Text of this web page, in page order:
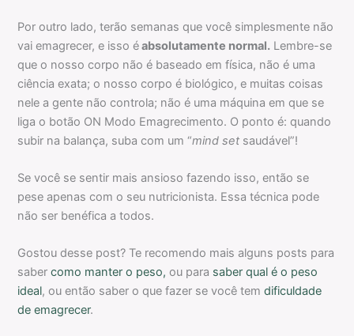
Por outro lado, terão semanas que você simplesmente não
vai emagrecer, e isso éabsolutamente normal. Lembre-se
que o nosso corpo não é baseado em física, não é uma
ciência exata; o nosso corpo é biológico, e muitas coisas
nele a gente não controla; não é uma máquina em que se
liga o botão ON Modo Emagrecimento. O ponto é: quando
subir na balança, suba com um “mind set saudável”!
Se você se sentir mais ansioso fazendo isso, então se
pese apenas com o seu nutricionista. Essa técnica pode
não ser benéfica a todos.
Gostou desse post? Te recomendo mais alguns posts para
sabercomo manter o peso, ou para saber qual é o peso
ideal, ou então saber o que fazer se você temdificuldade
de emagrecer.